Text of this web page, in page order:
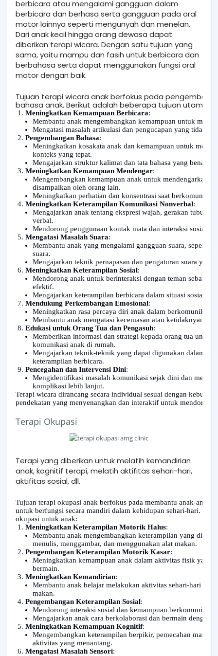
berbicara atau mengalami gangguan dalam
berbicara dan berhasa serta gangguan pada oral
motor lainnya seperti mengunyah dan menelan.
Dari anak kecil hingga orang dewasa dapat
diberikan terapi wicara. Dengan satu tujuan yang
sama, yaitu mampu dan fasih untuk berbicara dan
berbahasa serta dapat menggunakan fungsi oral
motor dengan baik.
Tujuan terapi wicara anak berfokus pada
bahasa anak. Berikut adalah beberapa tujuan utama
Meningkatkan Kemampuan Berbicara:
Membantu anak mengembangkan kemampuan untuk
Mengatasi masalah artikulasi dan pengucapan yang tidak
Pengembangan Bahasa:
Meningkatkan kosakata anak dan kemampuan untuk
konteks yang tepat.
Mengajarkan struktur kalimat dan tata bahasa yang benar.
Meningkatkan Kemampuan Mendengar:
Mengembangkan kemampuan anak untuk mendengarkan
disampaikan oleh orang lain.
Meningkatkan perhatian dan konsentrasi saat
Meningkatkan Keterampilan Komunikasi Nonverbal:
Mengajarkan anak tentang ekspresi wajah, gerakan tubuh,
verbal.
Mendorong penggunaan kontak mata dan interaksi sosial
Mengatasi Masalah Suara:
Membantu anak yang mengalami gangguan suara, seperti
suara.
Mengajarkan teknik pernapasan dan pengaturan suara yang
Meningkatkan Keterampilan Sosial:
Mendorong anak untuk berinteraksi dengan teman sebaya
efektif.
Mengajarkan keterampilan berbicara dalam situasi sosial,
Mendukung Perkembangan Emosional:
Meningkatkan rasa percaya diri anak dalam berkomunikasi
Membantu anak mengatasi kecemasan atau
Edukasi untuk Orang Tua dan Pengasuh:
Memberikan informasi dan strategi kepada orang tua untuk
komunikasi anak di rumah.
Mengajarkan teknik-teknik yang dapat digunakan dalam
keterampilan berbicara.
Pencegahan dan Intervensi Dini:
Mengidentifikasi masalah komunikasi sejak dini dan
komplikasi lebih lanjut.
Terapi wicara dirancang secara individual sesuai dengan
pendekatan yang menyenangkan dan interaktif untuk mendorong
Terapi Okupasi
Terapi yang diberikan untuk melatih kemandirian
anak, kognitif terapi, melatih aktifitas sehari-hari,
aktifitas sosial, dll.
Tujuan terapi okupasi anak berfokus pada membantu anak-anak
untuk berfungsi secara mandiri dalam kehidupan sehari-hari.
okupasi untuk anak:
Meningkatkan Keterampilan Motorik Halus:
Membantu anak mengembangkan keterampilan yang
menulis, menggambar, dan menggunakan alat makan.
Pengembangan Keterampilan Motorik Kasar:
Meningkatkan kemampuan anak dalam aktivitas fisik yang
bermain.
Meningkatkan Kemandirian:
Membantu anak belajar melakukan aktivitas sehari-hari
makan.
Pengembangan Keterampilan Sosial:
Mendorong interaksi sosial dan kemampuan berkomunikasi
Mengajarkan anak cara berkolaborasi dan bermain dengan
Meningkatkan Kemampuan Kognitif:
Mengembangkan keterampilan berpikir, pemecahan
aktivitas yang menantang.
Mengatasi Masalah Sensori: